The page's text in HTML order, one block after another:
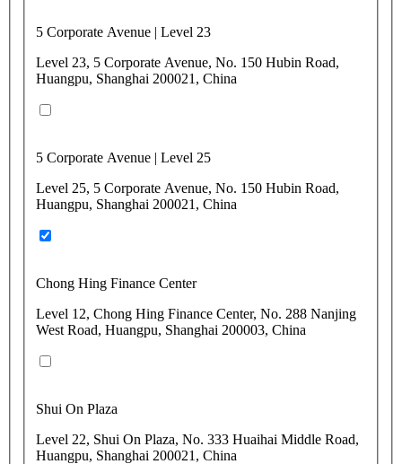
5 Corporate Avenue | Level 23
Level 23, 5 Corporate Avenue, No. 150 Hubin Road,
Huangpu, Shanghai 200021, China
5 Corporate Avenue | Level 25
Level 25, 5 Corporate Avenue, No. 150 Hubin Road,
Huangpu, Shanghai 200021, China
Chong Hing Finance Center
Level 12, Chong Hing Finance Center, No. 288 Nanjing
West Road, Huangpu, Shanghai 200003, China
Shui On Plaza
Level 22, Shui On Plaza, No. 333 Huaihai Middle Road,
Huangpu, Shanghai 200021, China